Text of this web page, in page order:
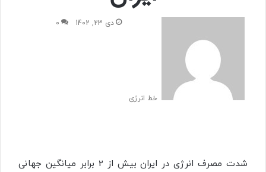
خط انرژی
دی 23, 1402 0
شدت مصرف انرژی در ایران بیش از 2 برابر میانگین جهانی